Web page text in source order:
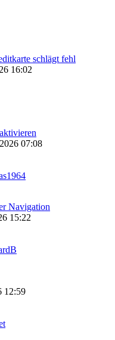
schlägt fehl
16:02
07:08
Navigation
15:22
12:59